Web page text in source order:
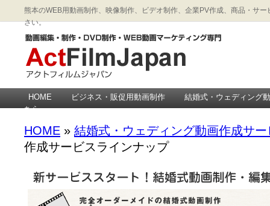
熊本のWEB用動画制作、映像制作、ビデオ制作、企業PV作成、商品・サ
さい。
HOME ビジネス・販促用動画制作
結婚式・ウェディング
ちら
HOME » 結婚式・ウェディング動画作成サー
作成サービスラインナップ